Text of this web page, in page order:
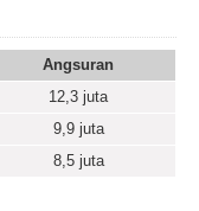
Angsuran
12,3 juta
9,9 juta
8,5 juta